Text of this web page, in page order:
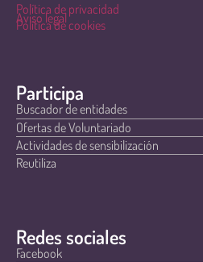
Política de privacidad
Aviso legal
Política de cookies
Participa
Buscador de entidades
Ofertas de Voluntariado
Actividades de sensibilización
Reutiliza
Redes sociales
Facebook